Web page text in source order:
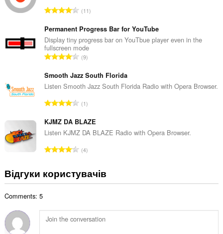
ь
а
к
і
л
ь
к
с
ь
о
і
ю
в
і
в
З
г
а
л
ь
а
к
і
л
ь
к
с
ь
о
н
ю
11
Permanent Progress Bar for YouTube
Display tiny progress bar on YouTbue player even in the
fullscreen mode
З
г
а
ь
а
к
і
л
к
і
ь
9
Smooth Jazz South Florida
Listen Smooth Jazz South Florida Radio with Opera Browser.
З
г
а
ь
а
к
ь
к
1
KJMZ DA BLAZE
Listen KJMZ DA BLAZE Radio with Opera Browser.
З
а
н
а
4
Відгуки користувачів
Comments: 5